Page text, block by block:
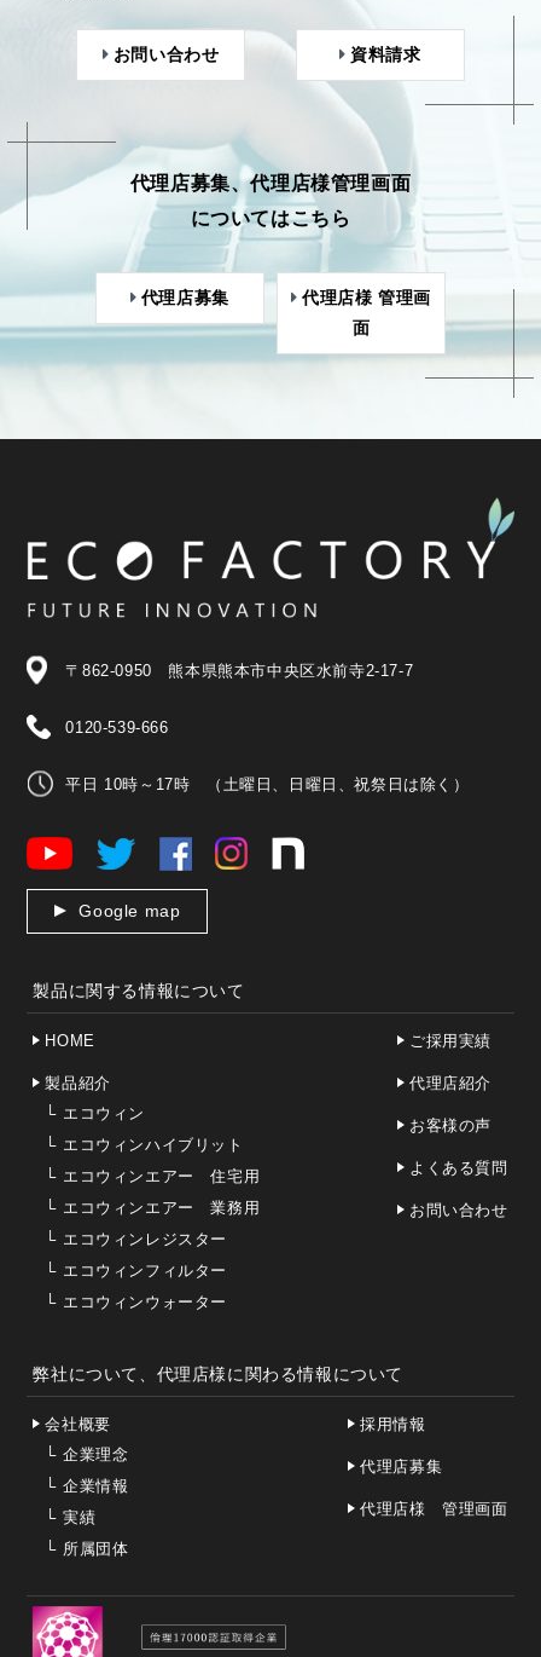
お問い合わせ 資料請求
代理店募集、代理店様管理画面
についてはこちら
代理店募集
代理店様 管理画
面
〒862-0950 熊本県熊本市中央区水前寺2-17-7
0120-539-666
平日 10時～17時 （土曜日、日曜日、祝祭日は除く）
Google map
製品に関する情報について
HOME
製品紹介
└ エコウィン
└ エコウィンハイブリット
└ エコウィンエアー 住宅用
└ エコウィンエアー 業務用
└ エコウィンレジスター
└ エコウィンフィルター
└ エコウィンウォーター
ご採用実績
代理店紹介
お客様の声
よくある質問
お問い合わせ
弊社について、代理店様に関わる情報について
会社概要
└ 企業理念
└ 企業情報
└ 実績
└ 所属団体
採用情報
代理店募集
代理店様 管理画面